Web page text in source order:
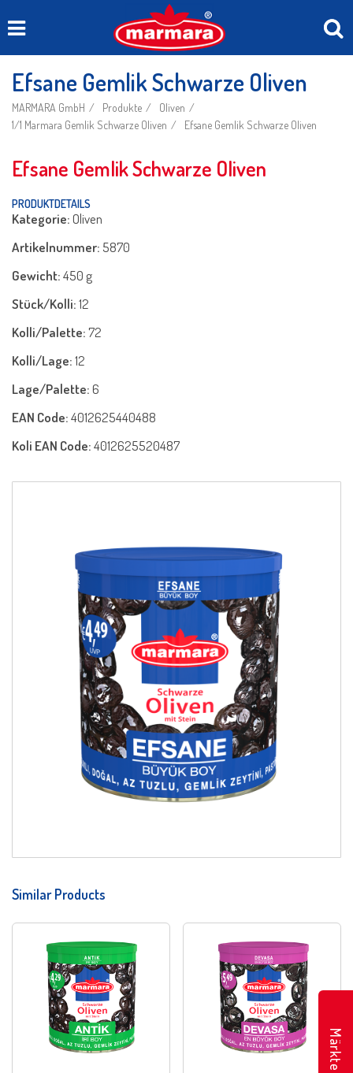
Efsane Gemlik Schwarze Oliven
MARMARA GmbH Produkte
Oliven
1/1 Marmara Gemlik Schwarze Oliven
Efsane Gemlik Schwarze Oliven
Efsane Gemlik Schwarze Oliven
PRODUKTDETAILS
Kategorie:Oliven
Artikelnummer: 5870
Gewicht:450 g
Stück/Kolli:12
Kolli/Palette:72
Kolli/Lage:12
Lage/Palette:6
EAN Code:4012625440488
Koli EAN Code:4012625520487
Similar Products
Märkte